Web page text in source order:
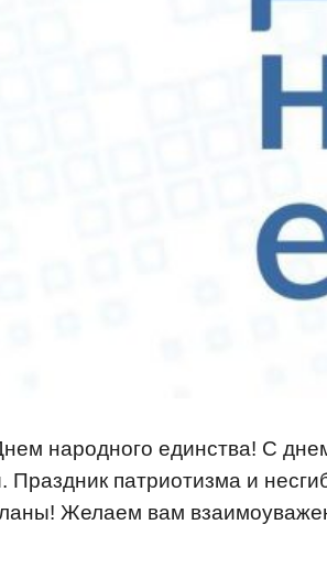
народного единства! С
патриотизма и
Желаем вам